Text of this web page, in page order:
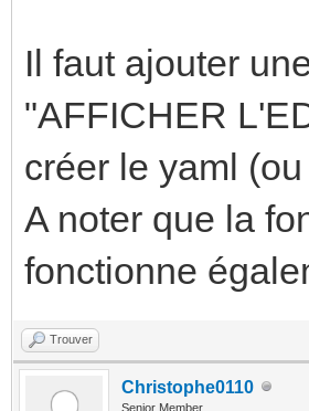
Il faut ajouter
"AFFICHER
créer le yaml
A noter que la
fonctionne
Trouver
Christophe0110
Senior Member